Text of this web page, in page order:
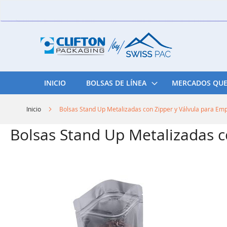
to
INICIO BOLSAS DE LÍNEA MERCADOS
Inicio Bolsas Stand Up Metalizadas con Zipper y Válvula para
Bolsas Stand Up Metalizadas